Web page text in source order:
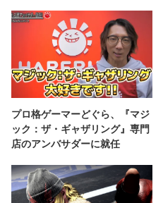
プロ格ゲーマーどぐら、『マジ
ック：ザ・ギャザリング』専門
店のアンバサダーに就任